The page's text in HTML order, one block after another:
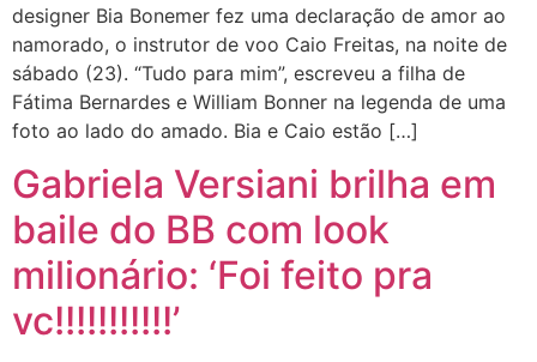
designer Bia Bonemer fez uma declaração de amor ao
namorado, o instrutor de voo Caio Freitas, na noite de
sábado (23). “Tudo para mim”, escreveu a filha de
Fátima Bernardes e William Bonner na legenda de uma
foto ao lado do amado. Bia e Caio estão […]
Gabriela Versiani brilha em
baile do BB com look
milionário: ‘Foi feito pra
vc!!!!!!!!!!!’